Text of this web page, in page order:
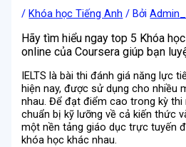
/Khóa học Tiếng Anh / Bởi
Hãy tìm hiểu ngay top 5 Khóa
online của Coursera giúp bạn
IELTS là bài thi đánh giá năng lực
hiện nay, được sử dụng cho nhiều
nhau. Để đạt điểm cao trong kỳ thi
chuẩn bị kỹ lưỡng về cả kiến thức
một nền tảng giáo dục trực tuyến
khóa học khác nhau.